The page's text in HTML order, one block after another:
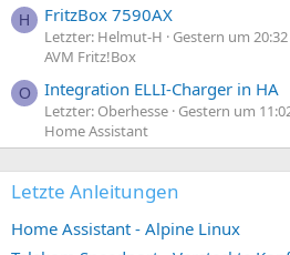
H FritzBox 7590AX
Letzter: Helmut-H
Gestern um 20:32
AVM Fritz!Box
O Integration ELLI-Charger in HA
Letzter: Oberhesse Gestern um
Home Assistant
Letzte Anleitungen
Home Assistant - Alpine Linux